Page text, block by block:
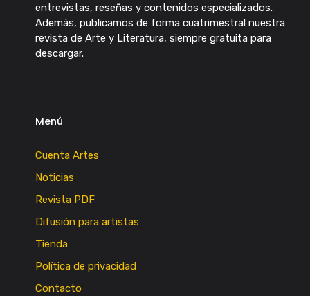
entrevistas, reseñas y contenidos especializados.
Además, publicamos de forma cuatrimestral nuestra
revista de Arte y Literatura, siempre gratuita para
descargar.
Menú
Cuenta Artes
Noticias
Revista PDF
Difusión para artistas
Tienda
Política de privacidad
Contacto